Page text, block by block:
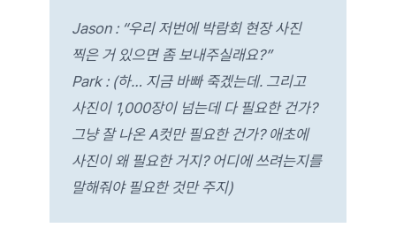
Jason : “우리 저번에 박람회 현장 사진
찍은 거 있으면 좀 보내주실래요?”
Park : (하… 지금 바빠 죽겠는데. 그리고
사진이 1,000장이 넘는데 다 필요한 건가?
그냥 잘 나온 A컷만 필요한 건가? 애초에
사진이 왜 필요한 거지? 어디에 쓰려는지를
말해줘야 필요한 것만 주지)